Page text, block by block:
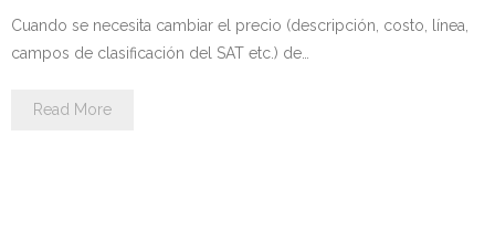
Cuando se necesita cambiar el precio (descripción, costo, línea,
campos de clasificación del SAT etc.) de…
Read More